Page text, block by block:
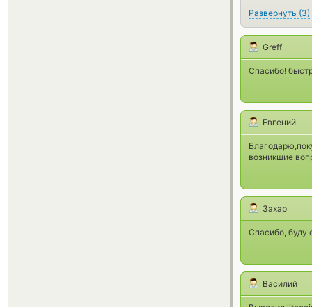
Развернуть (3)
Greff
Спасибо!
Евгений
возникшие
Захар
Спасибо, буду
Василий